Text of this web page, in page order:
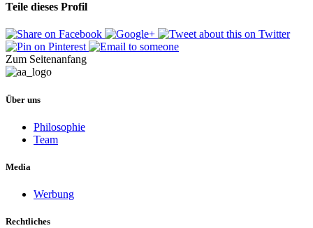
Teile dieses Profil
Zum Seitenanfang
Über uns
Philosophie
Team
Media
Werbung
Rechtliches